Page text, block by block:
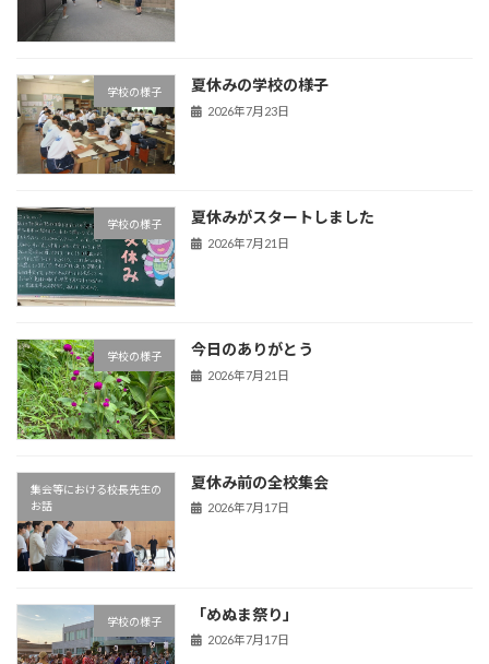
学校の様子 夏休みの学校の様子
2026年7月23日
学校の様子 夏休みがスタートしました
2026年7月21日
学校の様子 今日のありがとう
2026年7月21日
集会等における校長先生の
お話
夏休み前の全校集会
2026年7月17日
学校の様子 「めぬま祭り」
2026年7月17日